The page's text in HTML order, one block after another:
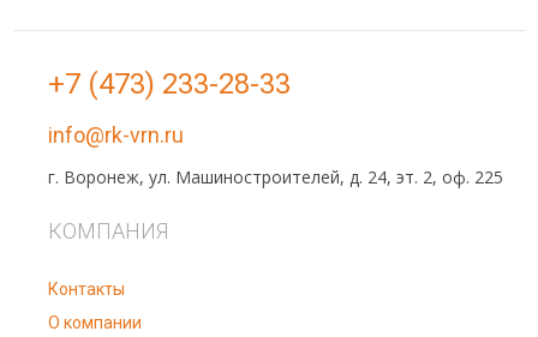
+7 (473) 233-28-33
info@rk-vrn.ru
г. Воронеж, ул. Машиностроителей, д. 24, эт. 2, оф. 225
КОМПАНИЯ
Контакты
О компании